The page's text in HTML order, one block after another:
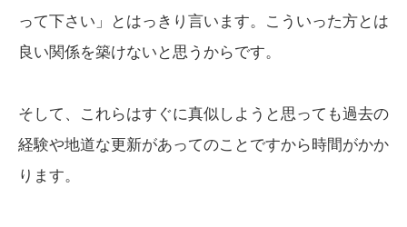
って下さい」とはっきり言います。こういった方とは
良い関係を築けないと思うからです。
そして、これらはすぐに真似しようと思っても過去の
経験や地道な更新があってのことですから時間がかか
ります。